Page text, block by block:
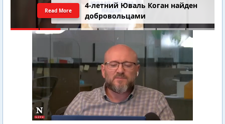
4-летний Юваль Коган найден
добровольцами
Read More